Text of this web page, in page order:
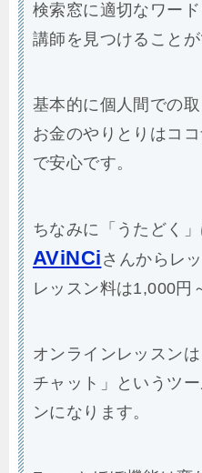
検索窓に適切なワー
講師を見つけることが
基本的に個人間での
お金のやりとりはコ
で安心です。
ちなみに「うたどく」
AViNCi さんからレ
レッスン料は1,000円
オンラインレッスン
チャット」というツ
ンになります。